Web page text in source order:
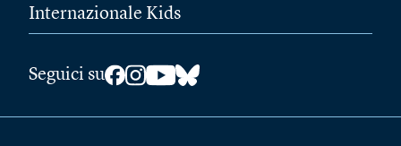
Internazionale Kids
Seguici su